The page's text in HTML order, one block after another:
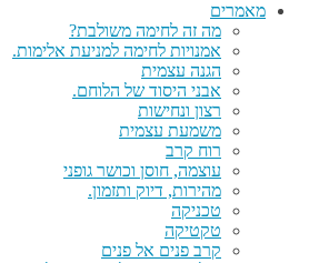
מאמרים
מה זה לחימה משולבת?
אמנויות לחימה למניעת אלימות.
הגנה עצמית
אבני היסוד של הלוחם.
רצון ונחישות
משמעת עצמית
רוח קרב
עוצמה, חוסן וכושר גופני
מהירות, דיוק ותזמון.
טכניקה
טקטיקה
קרב פנים אל פנים